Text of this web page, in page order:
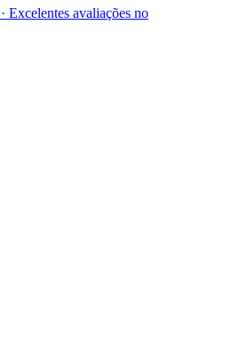
Excelentes avaliações no